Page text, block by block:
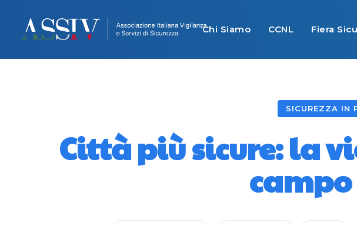
Chi Siamo CCNL Fiera
SICUREZZA IN
Città più sicure: la